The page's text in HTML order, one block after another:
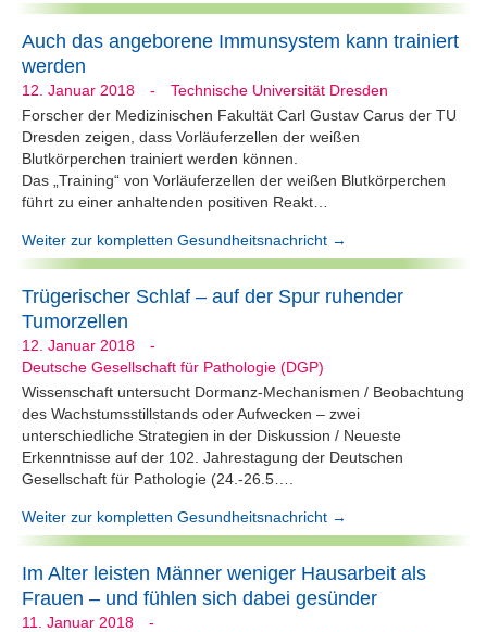
Auch das angeborene Immunsystem kann trainiert
werden
12. Januar 2018 -
Technische Universität Dresden
Forscher der Medizinischen Fakultät Carl Gustav Carus der TU
Dresden zeigen, dass Vorläuferzellen der weißen
Blutkörperchen trainiert werden können.
Das „Training“ von Vorläuferzellen der weißen Blutkörperchen
führt zu einer anhaltenden positiven Reakt…
Weiter zur kompletten Gesundheitsnachricht →
Trügerischer Schlaf – auf der Spur ruhender
Tumorzellen
12. Januar 2018
-
Deutsche Gesellschaft für Pathologie (DGP)
Wissenschaft untersucht Dormanz-Mechanismen / Beobachtung
des Wachstumsstillstands oder Aufwecken – zwei
unterschiedliche Strategien in der Diskussion / Neueste
Erkenntnisse auf der 102. Jahrestagung der Deutschen
Gesellschaft für Pathologie (24.-26.5….
Weiter zur kompletten Gesundheitsnachricht →
Im Alter leisten Männer weniger Hausarbeit als
Frauen – und fühlen sich dabei gesünder
11. Januar 2018
-